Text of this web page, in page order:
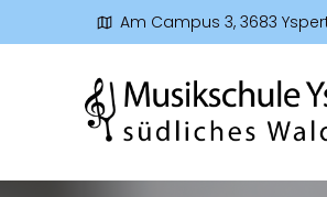
Am Campus 3, 3683